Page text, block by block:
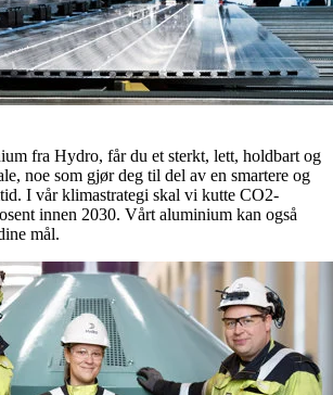
fra Hydro, får du et sterkt, lett, holdbart og
noe som gjør deg til del av en smartere og
I vår klimastrategi skal vi kutte CO2-
innen 2030. Vårt aluminium kan også
mål.